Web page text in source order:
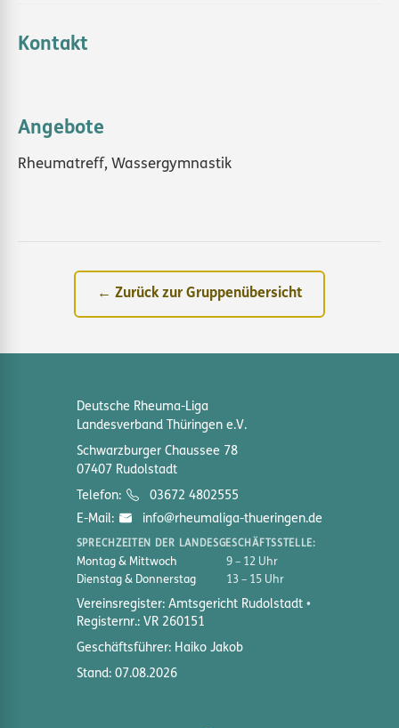
Kontakt
Angebote
Rheumatreff, Wassergymnastik
← Zurück zur Gruppenübersicht
Deutsche Rheuma-Liga
Landesverband Thüringen e.V.
Schwarzburger Chaussee 78
07407 Rudolstadt
Telefon:
03672 4802555
E-Mail:
info@rheumaliga-thueringen.de
SPRECHZEITEN DER LANDESGESCHÄFTSSTELLE:
Montag & Mittwoch
9 – 12 Uhr
Dienstag & Donnerstag
13 – 15 Uhr
Vereinsregister: Amtsgericht Rudolstadt
Registernr.: VR 260151
Geschäftsführer: Haiko Jakob
Stand: 07.08.2026